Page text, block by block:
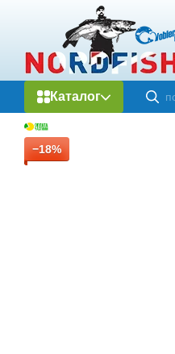
Перейти до основного контенту
Каталог
−18%